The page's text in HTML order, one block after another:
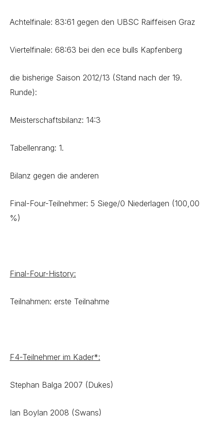
Achtelfinale: 83:61 gegen den UBSC Raiffeisen Graz
Viertelfinale: 68:63 bei den ece bulls Kapfenberg
die bisherige Saison 2012/13 (Stand nach der 19.
Runde):
Meisterschaftsbilanz: 14:3
Tabellenrang: 1.
Bilanz gegen die anderen
Final-Four-Teilnehmer: 5 Siege/0 Niederlagen (100,00
%)
Final-Four-History:
Teilnahmen: erste Teilnahme
F4-Teilnehmer im Kader*:
Stephan Balga 2007 (Dukes)
Ian Boylan 2008 (Swans)